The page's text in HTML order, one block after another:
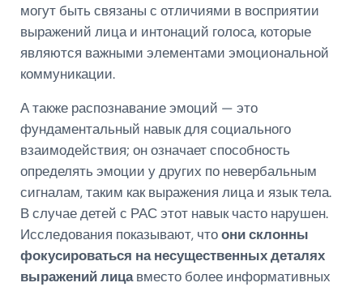
могут быть связаны с отличиями в восприятии
выражений лица и интонаций голоса, которые
являются важными элементами эмоциональной
коммуникации.
А также распознавание эмоций — это
фундаментальный навык для социального
взаимодействия; он означает способность
определять эмоции у других по невербальным
сигналам, таким как выражения лица и язык тела.
В случае детей с РАС этот навык часто нарушен.
Исследования показывают, чтоони склонны
фокусироваться на несущественных деталях
выражений лицавместо более информативных